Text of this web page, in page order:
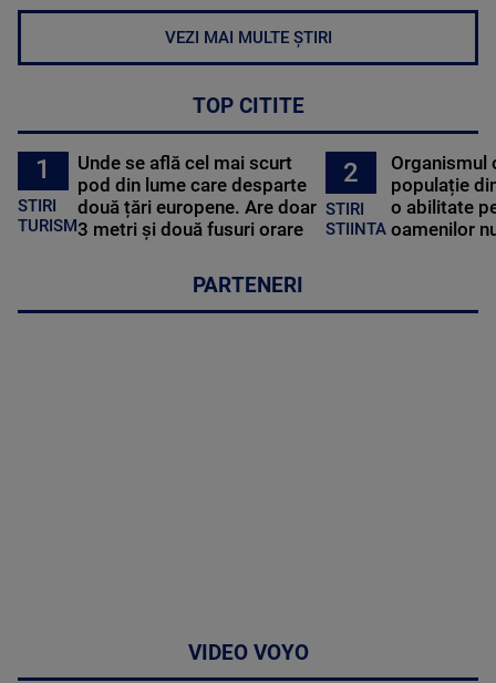
VEZI MAI MULTE ȘTIRI
TOP CITITE
1
STIRI
TURISM
Unde se află cel mai scurt
pod din lume care desparte
două țări europene. Are doar
3 metri și două fusuri orare
2
STIRI
STIINTA
Organismul
populație
o abilitate
oamenilor
PARTENERI
VIDEO VOYO